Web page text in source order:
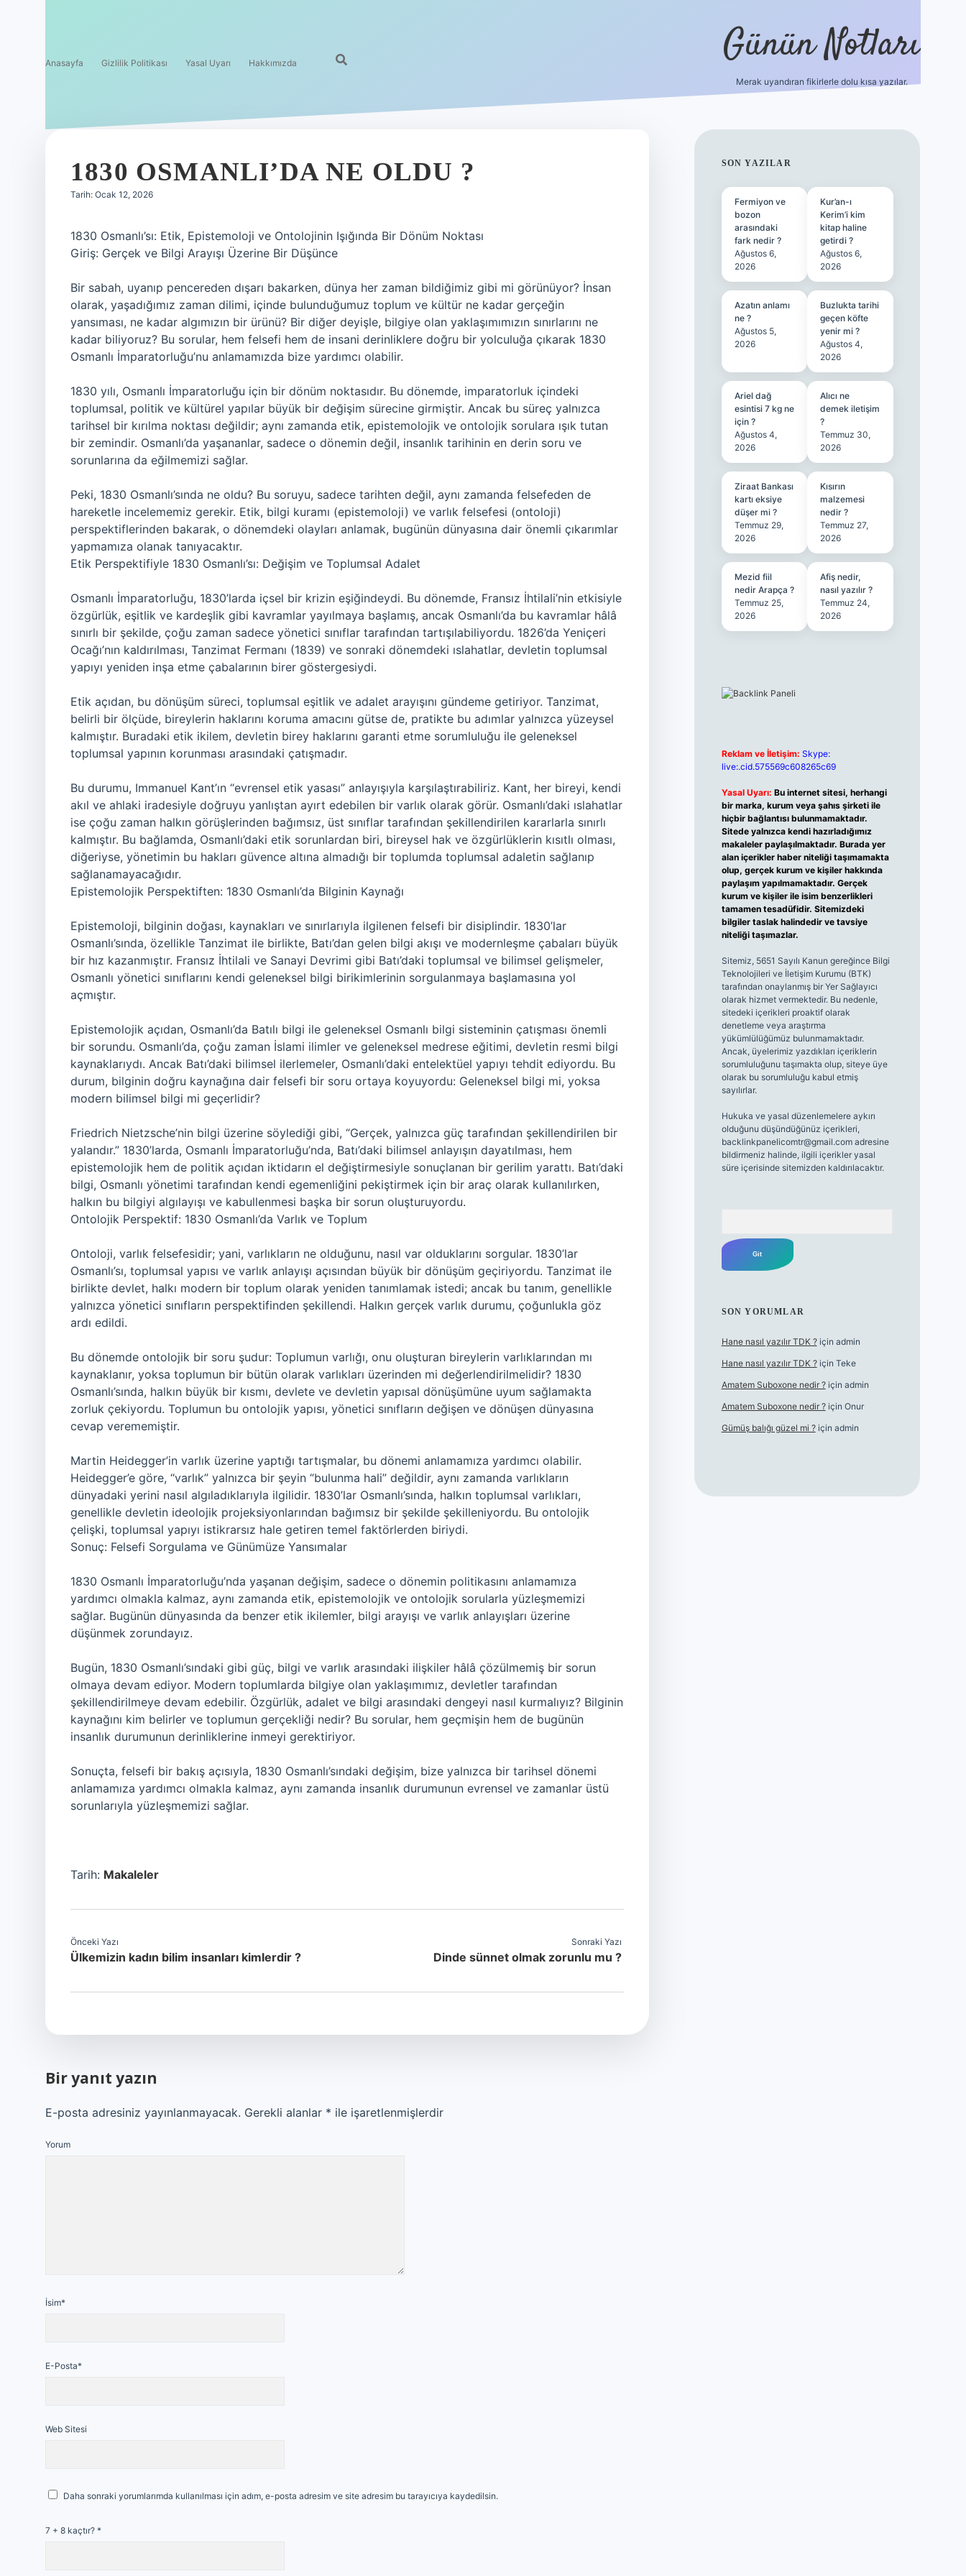
Anasayfa Gizlilik Politikası Yasal Uyarı Hakkımızda Günün Notları
Merak uyandıran fikirlerle dolu kısa yazılar.
1830 OSMANLI’DA NE OLDU ?
Tarih: Ocak 12, 2026
1830 Osmanlı’sı: Etik, Epistemoloji ve Ontolojinin Işığında Bir Dönüm Noktası
Giriş: Gerçek ve Bilgi Arayışı Üzerine Bir Düşünce
Bir sabah, uyanıp pencereden dışarı bakarken, dünya her zaman bildiğimiz gibi mi görünüyor? İnsan
olarak, yaşadığımız zaman dilimi, içinde bulunduğumuz toplum ve kültür ne kadar gerçeğin
yansıması, ne kadar algımızın bir ürünü? Bir diğer deyişle, bilgiye olan yaklaşımımızın sınırlarını ne
kadar biliyoruz? Bu sorular, hem felsefi hem de insani derinliklere doğru bir yolculuğa çıkarak 1830
Osmanlı İmparatorluğu’nu anlamamızda bize yardımcı olabilir.
1830 yılı, Osmanlı İmparatorluğu için bir dönüm noktasıdır. Bu dönemde, imparatorluk içindeki
toplumsal, politik ve kültürel yapılar büyük bir değişim sürecine girmiştir. Ancak bu süreç yalnızca
tarihsel bir kırılma noktası değildir; aynı zamanda etik, epistemolojik ve ontolojik sorulara ışık tutan
bir zemindir. Osmanlı’da yaşananlar, sadece o dönemin değil, insanlık tarihinin en derin soru ve
sorunlarına da eğilmemizi sağlar.
Peki, 1830 Osmanlı’sında ne oldu? Bu soruyu, sadece tarihten değil, aynı zamanda felsefeden de
hareketle incelememiz gerekir. Etik, bilgi kuramı (epistemoloji) ve varlık felsefesi (ontoloji)
perspektiflerinden bakarak, o dönemdeki olayları anlamak, bugünün dünyasına dair önemli çıkarımlar
yapmamıza olanak tanıyacaktır.
Etik Perspektifiyle 1830 Osmanlı’sı: Değişim ve Toplumsal Adalet
Osmanlı İmparatorluğu, 1830’larda içsel bir krizin eşiğindeydi. Bu dönemde, Fransız İhtilali’nin etkisiyle
özgürlük, eşitlik ve kardeşlik gibi kavramlar yayılmaya başlamış, ancak Osmanlı’da bu kavramlar hâlâ
sınırlı bir şekilde, çoğu zaman sadece yönetici sınıflar tarafından tartışılabiliyordu. 1826’da Yeniçeri
Ocağı’nın kaldırılması, Tanzimat Fermanı (1839) ve sonraki dönemdeki ıslahatlar, devletin toplumsal
yapıyı yeniden inşa etme çabalarının birer göstergesiydi.
Etik açıdan, bu dönüşüm süreci, toplumsal eşitlik ve adalet arayışını gündeme getiriyor. Tanzimat,
belirli bir ölçüde, bireylerin haklarını koruma amacını gütse de, pratikte bu adımlar yalnızca yüzeysel
kalmıştır. Buradaki etik ikilem, devletin birey haklarını garanti etme sorumluluğu ile geleneksel
toplumsal yapının korunması arasındaki çatışmadır.
Bu durumu, Immanuel Kant’ın “evrensel etik yasası” anlayışıyla karşılaştırabiliriz. Kant, her bireyi, kendi
akıl ve ahlaki iradesiyle doğruyu yanlıştan ayırt edebilen bir varlık olarak görür. Osmanlı’daki ıslahatlar
ise çoğu zaman halkın görüşlerinden bağımsız, üst sınıflar tarafından şekillendirilen kararlarla sınırlı
kalmıştır. Bu bağlamda, Osmanlı’daki etik sorunlardan biri, bireysel hak ve özgürlüklerin kısıtlı olması,
diğeriyse, yönetimin bu hakları güvence altına almadığı bir toplumda toplumsal adaletin sağlanıp
sağlanamayacağıdır.
Epistemolojik Perspektiften: 1830 Osmanlı’da Bilginin Kaynağı
Epistemoloji, bilginin doğası, kaynakları ve sınırlarıyla ilgilenen felsefi bir disiplindir. 1830’lar
Osmanlı’sında, özellikle Tanzimat ile birlikte, Batı’dan gelen bilgi akışı ve modernleşme çabaları büyük
bir hız kazanmıştır. Fransız İhtilali ve Sanayi Devrimi gibi Batı’daki toplumsal ve bilimsel gelişmeler,
Osmanlı yönetici sınıflarını kendi geleneksel bilgi birikimlerinin sorgulanmaya başlamasına yol
açmıştır.
Epistemolojik açıdan, Osmanlı’da Batılı bilgi ile geleneksel Osmanlı bilgi sisteminin çatışması önemli
bir sorundu. Osmanlı’da, çoğu zaman İslami ilimler ve geleneksel medrese eğitimi, devletin resmi bilgi
kaynaklarıydı. Ancak Batı’daki bilimsel ilerlemeler, Osmanlı’daki entelektüel yapıyı tehdit ediyordu. Bu
durum, bilginin doğru kaynağına dair felsefi bir soru ortaya koyuyordu: Geleneksel bilgi mi, yoksa
modern bilimsel bilgi mi geçerlidir?
Friedrich Nietzsche’nin bilgi üzerine söylediği gibi, “Gerçek, yalnızca güç tarafından şekillendirilen bir
yalandır.” 1830’larda, Osmanlı İmparatorluğu’nda, Batı’daki bilimsel anlayışın dayatılması, hem
epistemolojik hem de politik açıdan iktidarın el değiştirmesiyle sonuçlanan bir gerilim yarattı. Batı’daki
bilgi, Osmanlı yönetimi tarafından kendi egemenliğini pekiştirmek için bir araç olarak kullanılırken,
halkın bu bilgiyi algılayışı ve kabullenmesi başka bir sorun oluşturuyordu.
Ontolojik Perspektif: 1830 Osmanlı’da Varlık ve Toplum
Ontoloji, varlık felsefesidir; yani, varlıkların ne olduğunu, nasıl var olduklarını sorgular. 1830’lar
Osmanlı’sı, toplumsal yapısı ve varlık anlayışı açısından büyük bir dönüşüm geçiriyordu. Tanzimat ile
birlikte devlet, halkı modern bir toplum olarak yeniden tanımlamak istedi; ancak bu tanım, genellikle
yalnızca yönetici sınıfların perspektifinden şekillendi. Halkın gerçek varlık durumu, çoğunlukla göz
ardı edildi.
Bu dönemde ontolojik bir soru şudur: Toplumun varlığı, onu oluşturan bireylerin varlıklarından mı
kaynaklanır, yoksa toplumun bir bütün olarak varlıkları üzerinden mi değerlendirilmelidir? 1830
Osmanlı’sında, halkın büyük bir kısmı, devlete ve devletin yapısal dönüşümüne uyum sağlamakta
zorluk çekiyordu. Toplumun bu ontolojik yapısı, yönetici sınıfların değişen ve dönüşen dünyasına
cevap verememiştir.
Martin Heidegger’in varlık üzerine yaptığı tartışmalar, bu dönemi anlamamıza yardımcı olabilir.
Heidegger’e göre, “varlık” yalnızca bir şeyin “bulunma hali” değildir, aynı zamanda varlıkların
dünyadaki yerini nasıl algıladıklarıyla ilgilidir. 1830’lar Osmanlı’sında, halkın toplumsal varlıkları,
genellikle devletin ideolojik projeksiyonlarından bağımsız bir şekilde şekilleniyordu. Bu ontolojik
çelişki, toplumsal yapıyı istikrarsız hale getiren temel faktörlerden biriydi.
Sonuç: Felsefi Sorgulama ve Günümüze Yansımalar
1830 Osmanlı İmparatorluğu’nda yaşanan değişim, sadece o dönemin politikasını anlamamıza
yardımcı olmakla kalmaz, aynı zamanda etik, epistemolojik ve ontolojik sorularla yüzleşmemizi
sağlar. Bugünün dünyasında da benzer etik ikilemler, bilgi arayışı ve varlık anlayışları üzerine
düşünmek zorundayız.
Bugün, 1830 Osmanlı’sındaki gibi güç, bilgi ve varlık arasındaki ilişkiler hâlâ çözülmemiş bir sorun
olmaya devam ediyor. Modern toplumlarda bilgiye olan yaklaşımımız, devletler tarafından
şekillendirilmeye devam edebilir. Özgürlük, adalet ve bilgi arasındaki dengeyi nasıl kurmalıyız? Bilginin
kaynağını kim belirler ve toplumun gerçekliği nedir? Bu sorular, hem geçmişin hem de bugünün
insanlık durumunun derinliklerine inmeyi gerektiriyor.
Sonuçta, felsefi bir bakış açısıyla, 1830 Osmanlı’sındaki değişim, bize yalnızca bir tarihsel dönemi
anlamamıza yardımcı olmakla kalmaz, aynı zamanda insanlık durumunun evrensel ve zamanlar üstü
sorunlarıyla yüzleşmemizi sağlar.
Tarih: Makaleler
Önceki Yazı
Ülkemizin kadın bilim insanları kimlerdir ?
Sonraki Yazı
Dinde sünnet olmak zorunlu mu ?
Bir yanıt yazın
E-posta adresiniz yayınlanmayacak. Gerekli alanlar * ile işaretlenmişlerdir
Yorum
İsim*
E-Posta*
Web Sitesi
Daha sonraki yorumlarımda kullanılması için adım, e-posta adresim ve site adresim bu tarayıcıya kaydedilsin.
7 + 8 kaçtır? *
SIDEBAR
SON YAZILAR
Fermiyon ve
bozon
arasındaki
fark nedir ?
Ağustos 6,
2026
Kur’an-ı
Kerim’i kim
kitap haline
getirdi ?
Ağustos 6,
2026
Azatın anlamı
ne ?
Ağustos 5,
2026
Buzlukta tarihi
geçen köfte
yenir mi ?
Ağustos 4,
2026
Ariel dağ
esintisi 7 kg ne
için ?
Ağustos 4,
2026
Alıcı ne
demek iletişim
?
Temmuz 30,
2026
Ziraat Bankası
kartı eksiye
düşer mi ?
Temmuz 29,
2026
Kısırın
malzemesi
nedir ?
Temmuz 27,
2026
Mezid fiil
nedir Arapça ?
Temmuz 25,
2026
Afiş nedir,
nasıl yazılır ?
Temmuz 24,
2026
Reklam ve İletişim: Skype:
live:.cid.575569c608265c69
Yasal Uyarı: Bu internet sitesi, herhangi
bir marka, kurum veya şahıs şirketi ile
hiçbir bağlantısı bulunmamaktadır.
Sitede yalnızca kendi hazırladığımız
makaleler paylaşılmaktadır. Burada yer
alan içerikler haber niteliği taşımamakta
olup, gerçek kurum ve kişiler hakkında
paylaşım yapılmamaktadır. Gerçek
kurum ve kişiler ile isim benzerlikleri
tamamen tesadüfidir. Sitemizdeki
bilgiler taslak halindedir ve tavsiye
niteliği taşımazlar.
Sitemiz, 5651 Sayılı Kanun gereğince Bilgi
Teknolojileri ve İletişim Kurumu (BTK)
tarafından onaylanmış bir Yer Sağlayıcı
olarak hizmet vermektedir. Bu nedenle,
sitedeki içerikleri proaktif olarak
denetleme veya araştırma
yükümlülüğümüz bulunmamaktadır.
Ancak, üyelerimiz yazdıkları içeriklerin
sorumluluğunu taşımakta olup, siteye üye
olarak bu sorumluluğu kabul etmiş
sayılırlar.
Hukuka ve yasal düzenlemelere aykırı
olduğunu düşündüğünüz içerikleri,
backlinkpanelicomtr@gmail.comadresine
bildirmeniz halinde, ilgili içerikler yasal
süre içerisinde sitemizden kaldırılacaktır.
SON YORUMLAR
Hane nasıl yazılır TDK ?için admin
Hane nasıl yazılır TDK ?için Teke
Amatem Suboxone nedir ?için admin
Amatem Suboxone nedir ?için Onur
Gümüş balığı güzel mi ?için admin
https://